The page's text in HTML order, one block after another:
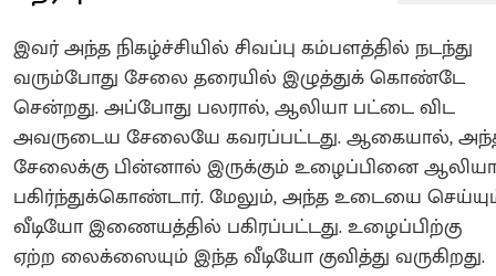
இவர் அந்த நிகழ்ச்சியில் சிவப்பு கம்பளத்தில் நடந்து
வரும்போது சேலை தரையில் இழுத்துக் கொண்டே
சென்றது. அப்போது பலரால், ஆலியா பட்டை விட
அவருடைய சேலையே கவரப்பட்டது. ஆகையால்,
சேலைக்கு பின்னால் இருக்கும் உழைப்பினை ஆலியா
பகிர்ந்துக்கொண்டார். மேலும், அந்த உடையை
வீடியோ இணையத்தில் பகிரப்பட்டது. உழைப்பிற்கு
ஏற்ற லைக்ஸையும் இந்த வீடியோ குவித்து வருகிறது.